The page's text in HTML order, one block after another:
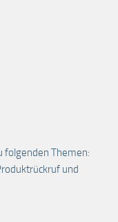
folgenden Themen:
und